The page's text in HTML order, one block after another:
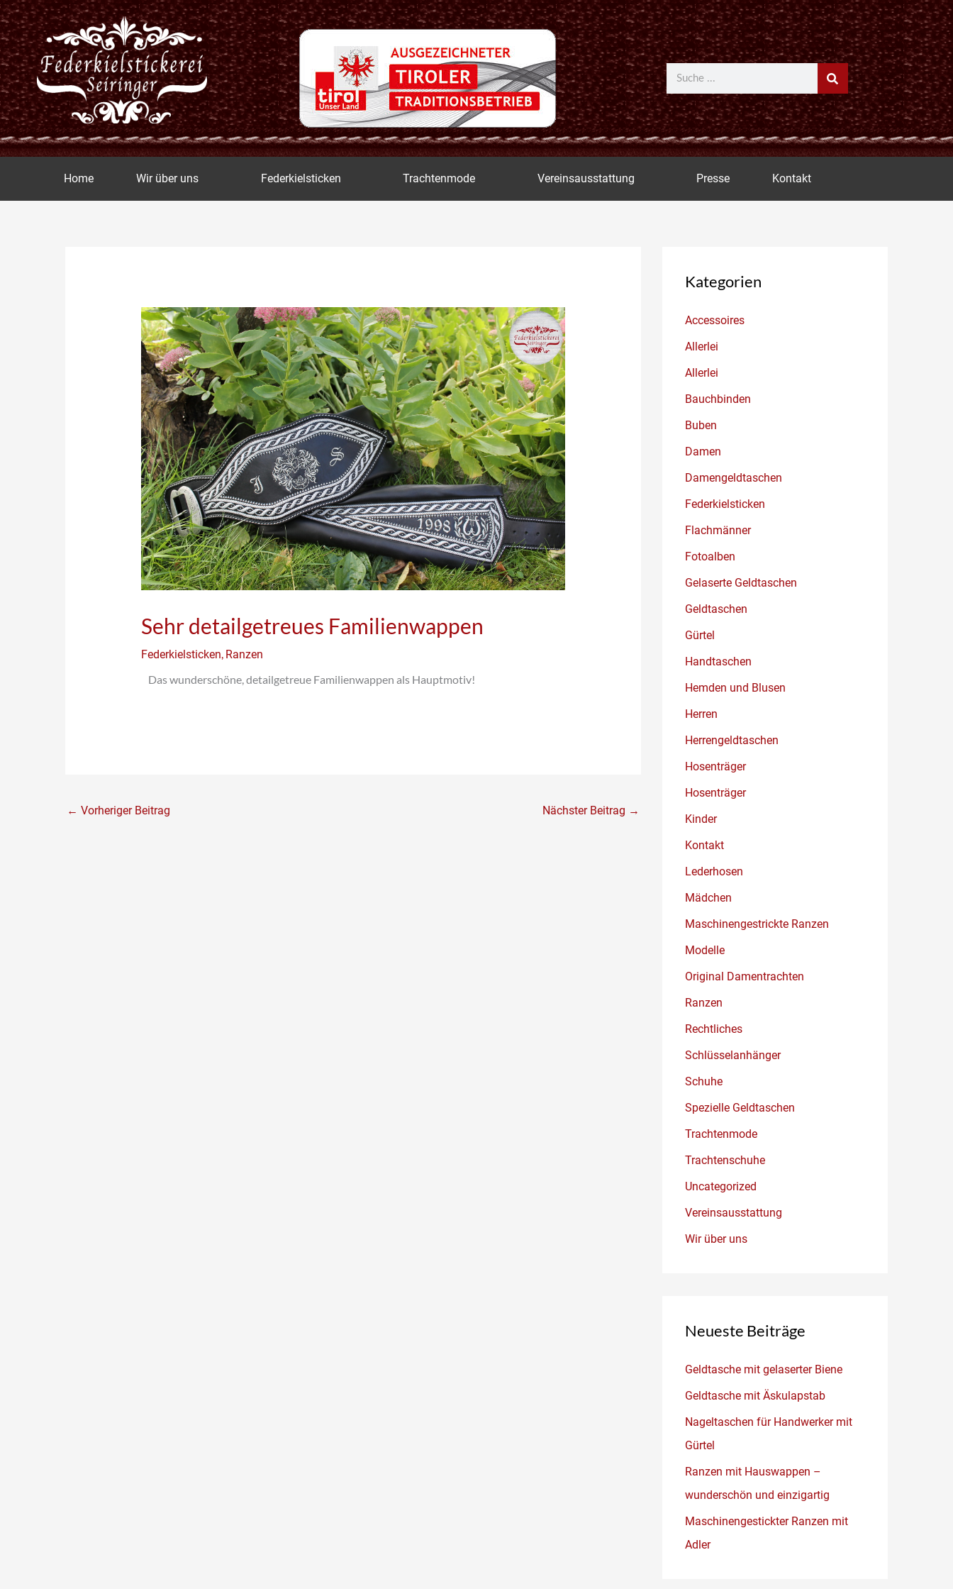
Zum
Inhalt
springen
Suche
Home Wir über uns Federkielsticken Trachtenmode Vereinsausstattung Presse Kontakt
Sehr detailgetreues Familienwappen
Federkielsticken, Ranzen
Das wunderschöne, detailgetreue Familienwappen als Hauptmotiv!
← Vorheriger Beitrag Nächster Beitrag →
Kategorien
Accessoires
Allerlei
Allerlei
Bauchbinden
Buben
Damen
Damengeldtaschen
Federkielsticken
Flachmänner
Fotoalben
Gelaserte Geldtaschen
Geldtaschen
Gürtel
Handtaschen
Hemden und Blusen
Herren
Herrengeldtaschen
Hosenträger
Hosenträger
Kinder
Kontakt
Lederhosen
Mädchen
Maschinengestrickte Ranzen
Modelle
Original Damentrachten
Ranzen
Rechtliches
Schlüsselanhänger
Schuhe
Spezielle Geldtaschen
Trachtenmode
Trachtenschuhe
Uncategorized
Vereinsausstattung
Wir über uns
Neueste Beiträge
Geldtasche mit gelaserter Biene
Geldtasche mit Äskulapstab
Nageltaschen für Handwerker mit
Gürtel
Ranzen mit Hauswappen –
wunderschön und einzigartig
Maschinengestickter Ranzen mit
Adler